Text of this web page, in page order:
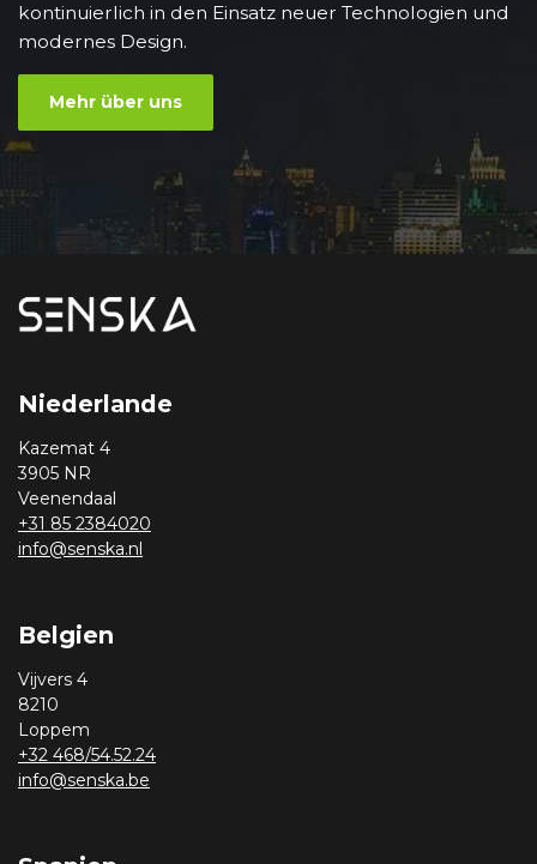
kontinuierlich in den Einsatz neuer Technologien und
modernes Design.
Mehr über uns
Niederlande
Kazemat 4
3905 NR
Veenendaal
+31 85 2384020
info@senska.nl
Belgien
Vijvers 4
8210
Loppem
+32 468/54.52.24
info@senska.be